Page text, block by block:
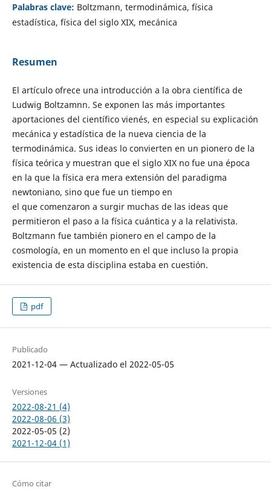
Palabras clave: Boltzmann, termodinámica, física
estadística, física del siglo XIX, mecánica
Resumen
El artículo ofrece una introducción a la obra científica de
Ludwig Boltzamnn. Se exponen las más importantes
aportaciones del científico vienés, en especial su explicación
mecánica y estadística de la nueva ciencia de la
termodinámica. Sus ideas lo convierten en un pionero de la
física teórica y muestran que el siglo XIX no fue una época
en la que la física era mera extensión del paradigma
newtoniano, sino que fue un tiempo en
el que comenzaron a surgir muchas de las ideas que
permitieron el paso a la física cuántica y a la relativista.
Boltzmann fue también pionero en el campo de la
cosmología, en un momento en el que incluso la propia
existencia de esta disciplina estaba en cuestión.
pdf
Publicado
2021-12-04 — Actualizado el 2022-05-05
Versiones
2022-08-21 (4)
2022-08-06 (3)
2022-05-05 (2)
2021-12-04 (1)
Cómo citar